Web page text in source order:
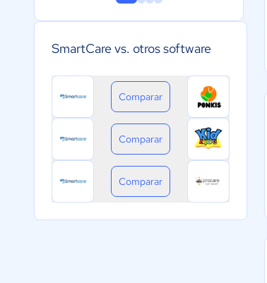
SmartCare vs. otros software
Comparar
Comparar
Comparar